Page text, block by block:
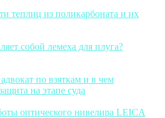
теплиц из поликарбоната и их
собой лемеха для плуга?
по взяткам и в чем
на этапе суда
оптического нивелира LEICA